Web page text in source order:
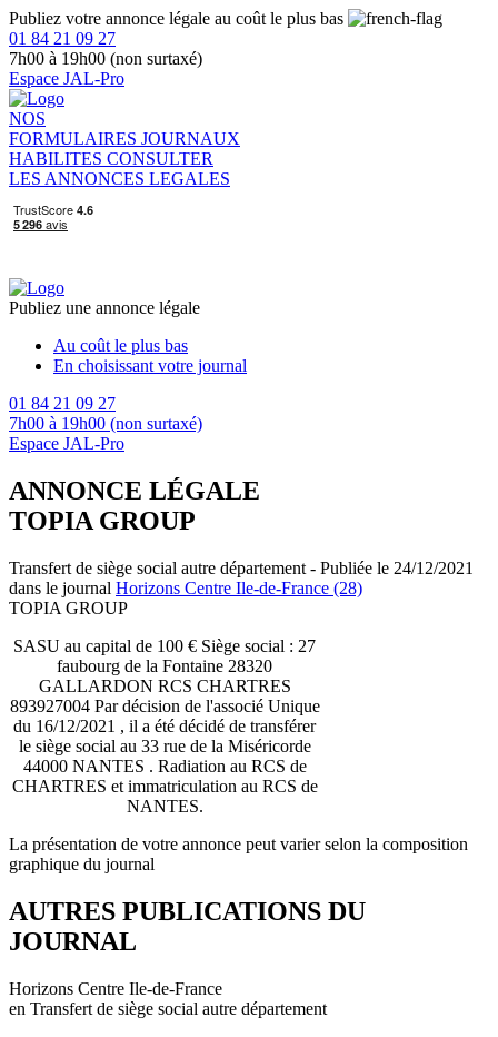
Publiez votre annonce légale au coût le plus bas
01 84 21 09 27
7h00 à 19h00 (non surtaxé)
Espace JAL-Pro
NOS
FORMULAIRES JOURNAUX
HABILITES CONSULTER
LES ANNONCES LEGALES
Publiez une annonce légale
Au coût le plus bas
En choisissant votre journal
01 84 21 09 27
7h00 à 19h00 (non surtaxé)
Espace JAL-Pro
ANNONCE LÉGALE
TOPIA GROUP
Transfert de siège social autre département - Publiée le 24/12/2021
dans le journal Horizons Centre Ile-de-France (28)
TOPIA GROUP
SASU au capital de 100 € Siège social : 27
faubourg de la Fontaine 28320
GALLARDON RCS CHARTRES
893927004 Par décision de l'associé Unique
du 16/12/2021 , il a été décidé de transférer
le siège social au 33 rue de la Miséricorde
44000 NANTES . Radiation au RCS de
CHARTRES et immatriculation au RCS de
NANTES.
La présentation de votre annonce peut varier selon la composition
graphique du journal
AUTRES PUBLICATIONS DU
JOURNAL
Horizons Centre Ile-de-France
en Transfert de siège social autre département